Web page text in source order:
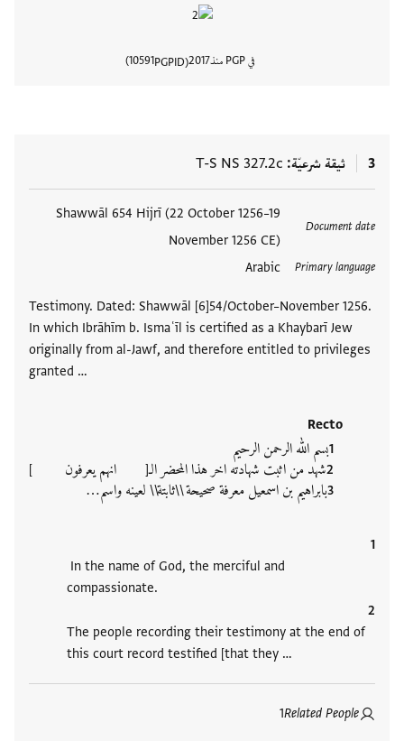
في PGP منذ 2017
PGPID
10591
3 ثيقة شرعيّة T-S NS 327.2c
Document date
Shawwāl 654 Hijrī (22 October 1256–19
November 1256 CE)
Primary language
Arabic
Testimony. Dated: Shawwāl [6]54/October–November 1256.
In which Ibrāhīm b. Ismaʿīl is certified as a Khaybarī Jew
originally from al-Jawf, and therefore entitled to privileges
granted …
Recto
بسم الله الرحمن الرحيم
شهد من اثبت شهادته اخر هذا المحضر الـ[ انهم يعرفون ]
بابراهيم بن اسمعيل معرفة صحيحة \\ثابتة\\ لعينه واسم…
In the name of God, the merciful and
compassionate.
The people recording their testimony at the end of
this court record testified [that they …
Related People
1